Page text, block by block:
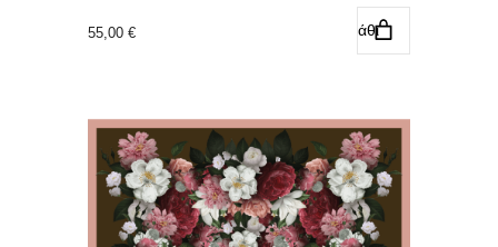
55,00 € Προσθήκη στο καλάθι